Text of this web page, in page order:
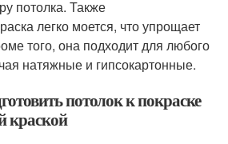
потолка. Также
легко моется, что упрощает
того, она подходит для любого
натяжные и гипсокартонные.
потолок к покраске
краской